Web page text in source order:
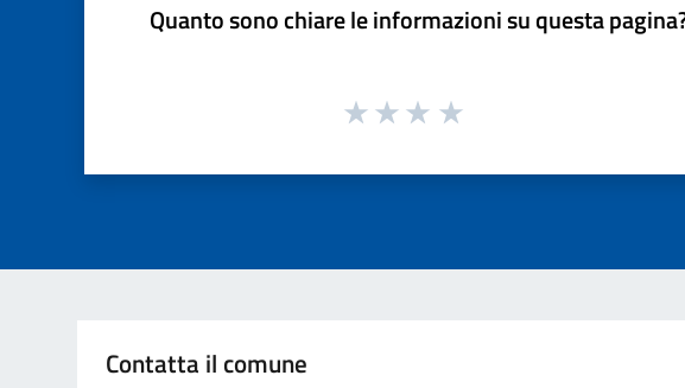
Quanto sono chiare le informazioni su questa
Contatta il comune